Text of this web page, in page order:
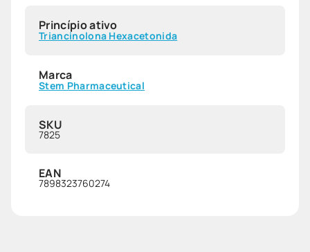
Princípio ativo
Triancinolona Hexacetonida
Marca
Stem Pharmaceutical
SKU
7825
EAN
7898323760274